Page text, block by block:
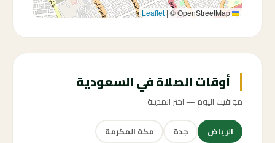
Leaflet
| © OpenStreetMap
أوقات الصلاة في السعودية
مواقيت اليوم — اختر المدينة
الرياض جدة
مكة المكرمة